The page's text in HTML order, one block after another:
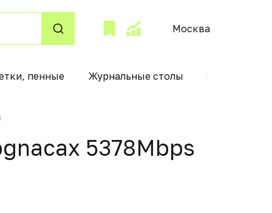
Москва
пенные Журнальные столы
5378Mbps